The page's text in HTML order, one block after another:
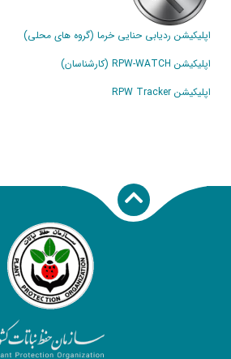
اپلیکیشن ردیابی حنایی خرما (گروه های محلی)
اپلیکیشن RPW-WATCH (کارشناسان)
اپلیکیشن RPW Tracker